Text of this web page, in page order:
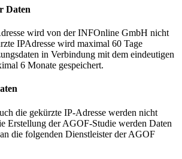
Daten
wird von der INFOnline GmbH nicht
IPAdresse wird maximal 60 Tage
in Verbindung mit dem eindeutigen
6 Monate gespeichert.
die gekürzte IP-Adresse werden nicht
Erstellung der AGOF-Studie werden Daten
die folgenden Dienstleister der AGOF